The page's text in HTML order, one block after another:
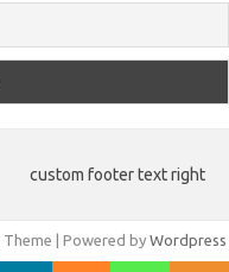
custom footer text right
Theme | Powered by Wordpress